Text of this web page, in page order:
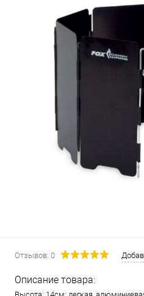
Отзывов: 0
Описание товара: